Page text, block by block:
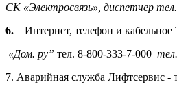
СК «Электросвязь», диспетчер тел.
6. Интернет, телефон и
«Дом. ру” тел. 8-800-333-7-000 тел.
7. Аварийная служба Лифтсервис -